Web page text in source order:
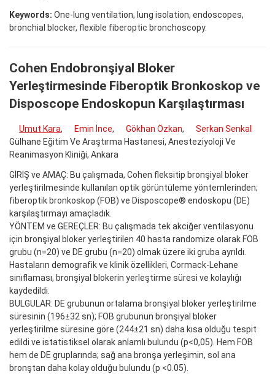
Keywords: One-lung ventilation, lung isolation, endoscopes,
bronchial blocker, flexible fiberoptic bronchoscopy.
Cohen Endobronşiyal Bloker
Yerleştirmesinde Fiberoptik Bronkoskop ve
Disposcope Endoskopun Karşılaştırması
Umut Kara, Emin İnce, Gökhan Özkan,
Serkan Senkal
Gülhane Eğitim Ve Araştırma Hastanesi, Anesteziyoloji Ve
Reanimasyon Kliniği, Ankara
GİRİŞ ve AMAÇ: Bu çalışmada, Cohen fleksitip bronşiyal bloker
yerleştirilmesinde kullanılan optik görüntüleme yöntemlerinden;
fiberoptik bronkoskop (FOB) ve Disposcope® endoskopu (DE)
karşılaştırmayı amaçladık.
YÖNTEM ve GEREÇLER: Bu çalışmada tek akciğer ventilasyonu
için bronşiyal bloker yerleştirilen 40 hasta randomize olarak FOB
grubu (n=20) ve DE grubu (n=20) olmak üzere iki gruba ayrıldı.
Hastaların demografik ve klinik özellikleri, Cormack-Lehane
sınıflaması, bronşiyal blokerin yerleştirme süresi ve kolaylığı
kaydedildi.
BULGULAR: DE grubunun ortalama bronşiyal bloker yerleştirilme
süresinin (196±32 sn); FOB grubunun bronşiyal bloker
yerleştirilme süresine göre (244±21 sn) daha kısa olduğu tespit
edildi ve istatistiksel olarak anlamlı bulundu (p<0,05). Hem FOB
hem de DE gruplarında; sağ ana bronşa yerleşimin, sol ana
bronştan daha kolay olduğu bulundu (p <0.05).